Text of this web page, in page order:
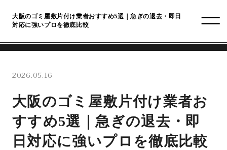
大阪のゴミ屋敷片付け業者おすすめ5選｜急ぎの退去・即日
対応に強いプロを徹底比較
2026.05.16
大阪のゴミ屋敷片付け業者お
すすめ5選｜急ぎの退去・即
日対応に強いプロを徹底比較